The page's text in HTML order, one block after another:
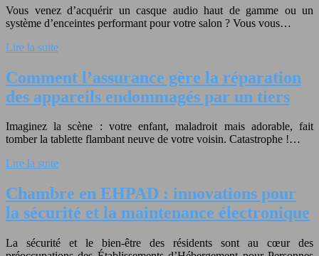
Vous venez d’acquérir un casque audio haut de gamme ou un
système d’enceintes performant pour votre salon ? Vous vous…
Lire la suite
Comment l’assurance gère la réparation
des appareils endommagés par un tiers
Imaginez la scène : votre enfant, maladroit mais adorable, fait
tomber la tablette flambant neuve de votre voisin. Catastrophe !…
Lire la suite
Chambre en EHPAD : innovations pour
la sécurité et la maintenance électronique
La sécurité et le bien-être des résidents sont au cœur des